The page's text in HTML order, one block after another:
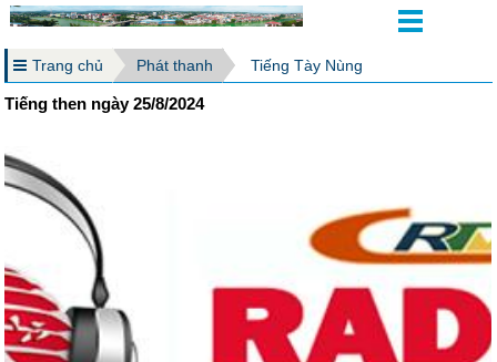
Trang chủ Phát thanh Tiếng Tày Nùng
Tiếng then ngày 25/8/2024